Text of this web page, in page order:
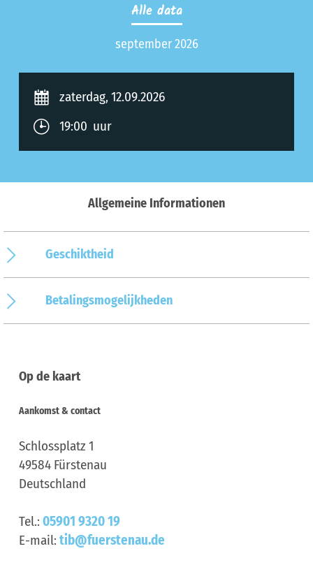
Alle data
september 2026
zaterdag, 12.09.2026
19:00 uur
Allgemeine Informationen
Geschiktheid
Betalingsmogelijkheden
Op de kaart
Aankomst & contact
Schlossplatz 1
49584 Fürstenau
Deutschland
Tel.: 05901 9320 19
E-mail: tib@fuerstenau.de